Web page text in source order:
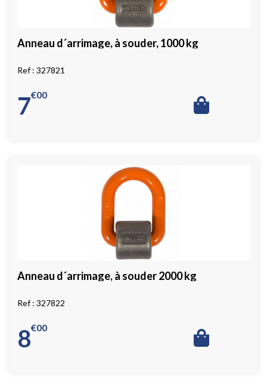
Anneau d´arrimage, à souder, 1000 kg
327821
7 00
€
Anneau d´arrimage, à souder 2000 kg
327822
8 00
€